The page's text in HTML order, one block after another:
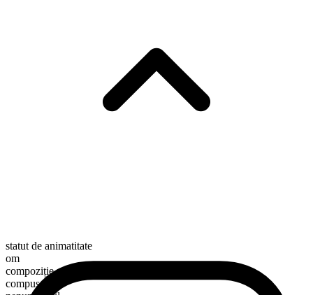
statut de animatitate
om
compoziție morfologică
compus